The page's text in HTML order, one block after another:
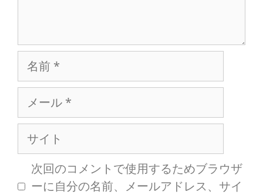
次回のコメントで使用するためブラウザ
ーに自分の名前、メールアドレス、サイ